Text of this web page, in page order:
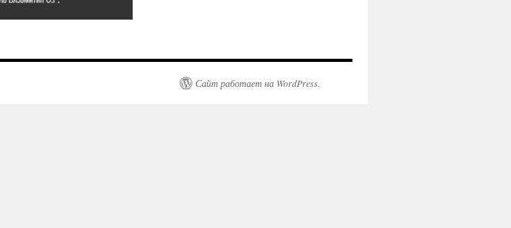
Сайт работает на WordPress.